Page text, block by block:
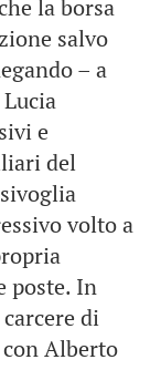
la borsa
salvo
– a
e
del
volto a
poste. In
di
Alberto